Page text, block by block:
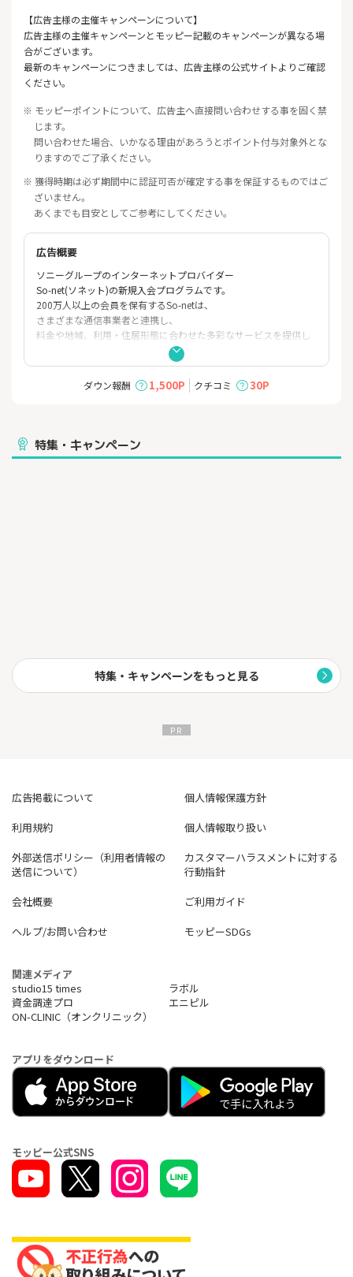
【広告主様の主催キャンペーンについて】
広告主様の主催キャンペーンとモッピー記載のキャンペーンが異なる場
合がございます。
最新のキャンペーンにつきましては、広告主様の公式サイトよりご確認
ください。
※ モッピーポイントについて、広告主へ直接問い合わせする事を固く禁
じます。
問い合わせた場合、いかなる理由があろうとポイント付与対象外とな
りますのでご了承ください。
※ 獲得時期は必ず期間中に認証可否が確定する事を保証するものではご
ざいません。
あくまでも目安としてご参考にしてください。
広告概要
ソニーグループのインターネットプロバイダー
So-net(ソネット)の新規入会プログラムです。
200万人以上の会員を保有するSo-netは、
さまざまな通信事業者と連携し、
料金や地域、利用・住居形態に合わせた多彩なサービスを提供し
ダウン報酬 1,500P クチコミ 30P
特集・キャンペーン
特集・キャンペーンをもっと見る
広告掲載について
個人情報保護方針
利用規約
個人情報取り扱い
外部送信ポリシー（利用者情報の
送信について）
カスタマーハラスメントに対する
行動指針
会社概要
ご利用ガイド
ヘルプ/お問い合わせ
モッピーSDGs
関連メディア
studio15 times
ラボル
資金調達プロ
エニピル
ON-CLINIC（オンクリニック）
アプリをダウンロード
モッピー公式SNS